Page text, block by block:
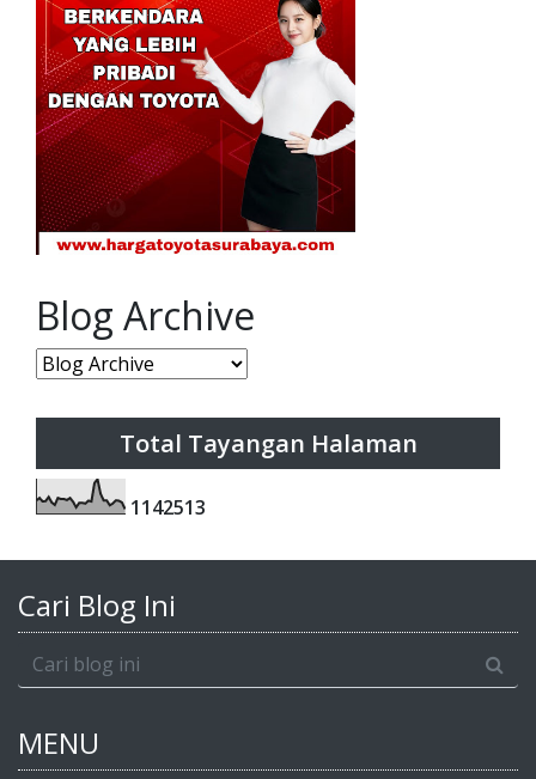
Blog Archive
Total Tayangan Halaman
1142513
Cari Blog Ini
MENU